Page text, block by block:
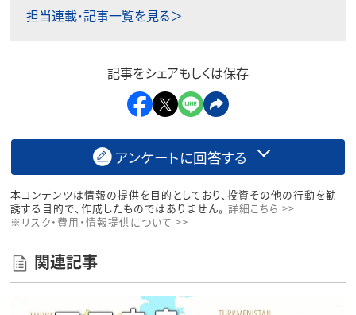
担当連載･記事一覧を見る＞
記事をシェアもしくは保存
アンケートに回答する
本コンテンツは情報の提供を目的としており、投資その他の行動を勧
誘する目的で、作成したものではありません。 詳細こちら >>
※リスク・費用・情報提供について >>
関連記事